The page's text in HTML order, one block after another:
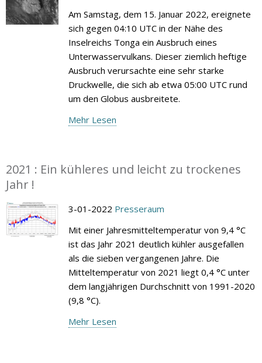
Am Samstag, dem 15. Januar 2022, ereignete
sich gegen 04:10 UTC in der Nähe des
Inselreichs Tonga ein Ausbruch eines
Unterwasservulkans. Dieser ziemlich heftige
Ausbruch verursachte eine sehr starke
Druckwelle, die sich ab etwa 05:00 UTC rund
um den Globus ausbreitete.
Mehr Lesen
2021 : Ein kühleres und leicht zu trockenes
Jahr !
3-01-2022 Presseraum
Mit einer Jahresmitteltemperatur von 9,4 °C
ist das Jahr 2021 deutlich kühler ausgefallen
als die sieben vergangenen Jahre. Die
Mitteltemperatur von 2021 liegt 0,4 °C unter
dem langjährigen Durchschnitt von 1991-2020
(9,8 °C).
Mehr Lesen